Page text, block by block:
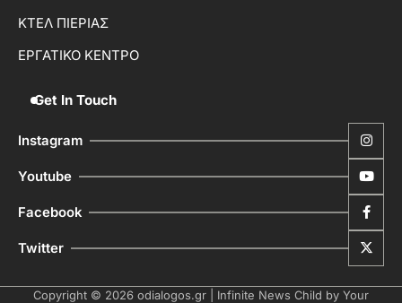
ΚΤΕΛ ΠΙΕΡΙΑΣ
ΕΡΓΑΤΙΚΟ ΚΕΝΤΡΟ
Get In Touch
Instagram
Youtube
Facebook
Twitter
Copyright © 2026 odialogos.gr | Infinite News Child by Your